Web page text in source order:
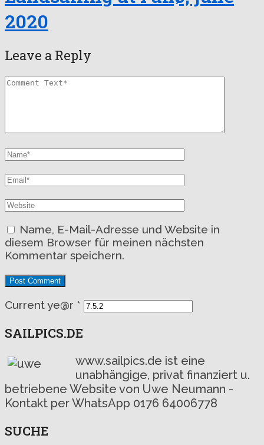
2020
Leave a Reply
Name, E-Mail-Adresse und Website in
diesem Browser für meinen nächsten
Kommentar speichern.
Current ye@r *
SAILPICS.DE
www.sailpics.de ist eine
unabhängige, privat finanziert u.
betriebene Website von Uwe Neumann -
Kontakt per WhatsApp 0176 64006778
SUCHE